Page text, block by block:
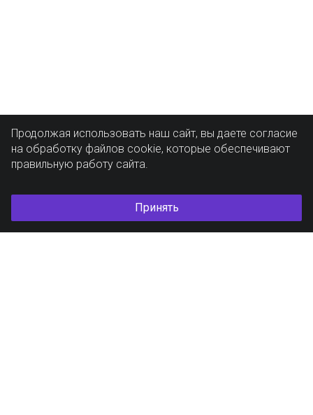
Продолжая использовать наш сайт, вы даете согласие
на обработку файлов cookie, которые обеспечивают
правильную работу сайта.
Принять